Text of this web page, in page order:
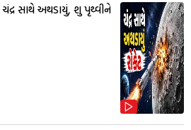
સાથે અથડાયું, શુ પૃથ્વીને